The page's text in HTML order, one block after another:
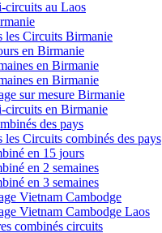
circuits au Laos
les Circuits Birmanie
en Birmanie
en Birmanie
en Birmanie
sur mesure Birmanie
circuits en Birmanie
des pays
les Circuits combinés des pays
en 15 jours
en 2 semaines
en 3 semaines
Vietnam Cambodge
Vietnam Cambodge Laos
combinés circuits